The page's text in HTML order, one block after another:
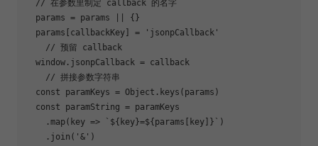
  // 在参数里制定 callback 的名字
  params = params || {}
  params[callbackKey] = 'jsonpCallback'
    // 预留 callback
  window.jsonpCallback = callback
    // 拼接参数字符串
  const paramKeys = Object.keys(params)
  const paramString = paramKeys
    .map(key => `${key}=${params[key]}`)
    .join('&')